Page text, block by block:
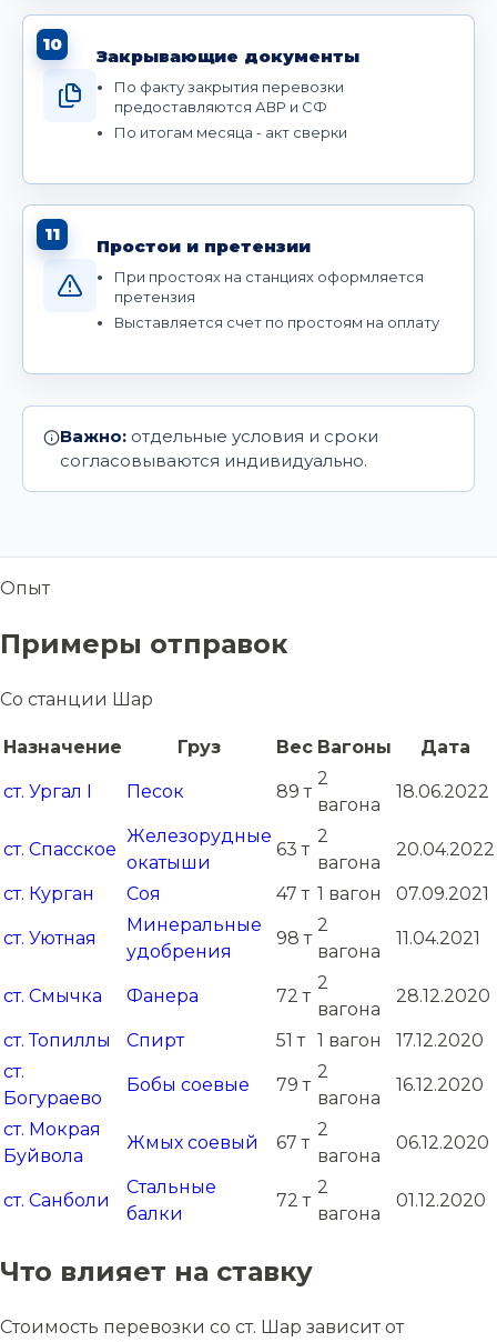
10
Закрывающие документы
По факту закрытия перевозки
предоставляются АВР и СФ
По итогам месяца - акт сверки
11
Простои и претензии
При простоях на станциях оформляется
претензия
Выставляется счет по простоям на оплату
Важно: отдельные условия и сроки
согласовываются индивидуально.
Опыт
Примеры отправок
Со станции Шар
Назначение Груз Вес Вагоны Дата
ст. Ургал I Песок 89 т
2
вагона
18.06.2022
ст. Спасское
Железорудные
окатыши
63 т
2
вагона
20.04.2022
ст. Курган Соя 47 т 1 вагон 07.09.2021
ст. Уютная
Минеральные
удобрения
98 т
2
вагона
11.04.2021
ст. Смычка Фанера 72 т
2
вагона
28.12.2020
ст. Топиллы Спирт 51 т 1 вагон
17.12.2020
ст.
Богураево
Бобы соевые 79 т
2
вагона
16.12.2020
ст. Мокрая
Буйвола
Жмых соевый 67 т
2
вагона
06.12.2020
ст. Санболи
Стальные
балки
72 т
2
вагона
01.12.2020
Что влияет на ставку
Стоимость перевозки со ст. Шар зависит от